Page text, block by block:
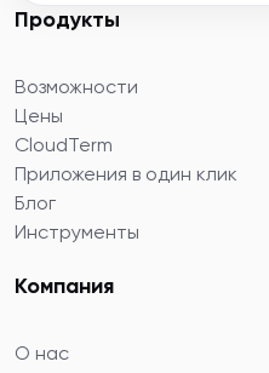
Продукты
Возможности
Цены
CloudTerm
Приложения в один клик
Блог
Инструменты
Компания
О нас